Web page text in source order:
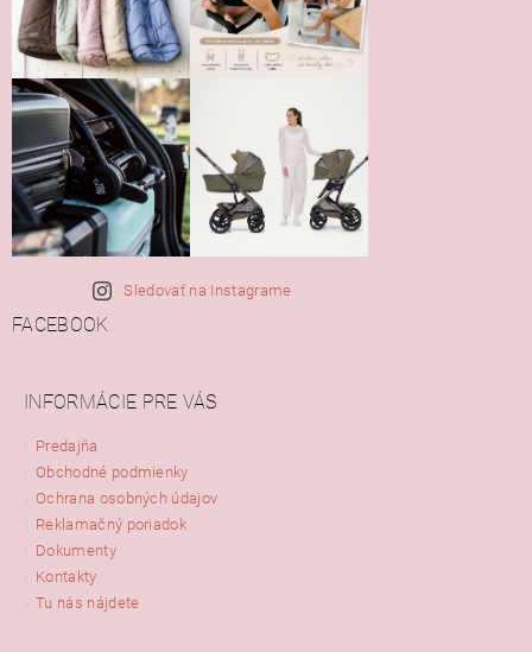
Sledovať na Instagrame
FACEBOOK
INFORMÁCIE PRE VÁS
Predajňa
Obchodné podmienky
Ochrana osobných údajov
Reklamačný poriadok
Dokumenty
Kontakty
Tu nás nájdete